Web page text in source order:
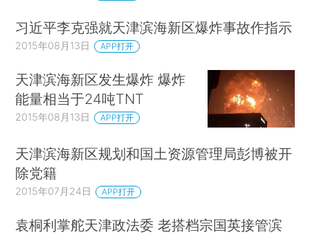
习近平李克强就天津滨海新区爆炸事故作指示
2015年08月13日 APP打开
天津滨海新区发生爆炸 爆炸
能量相当于24吨TNT
2015年08月13日 APP打开
天津滨海新区规划和国土资源管理局彭博被开
除党籍
2015年07月24日 APP打开
袁桐利掌舵天津政法委 老搭档宗国英接管滨